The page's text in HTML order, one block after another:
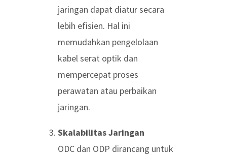
jaringan dapat diatur secara
lebih efisien. Hal ini
memudahkan pengelolaan
kabel serat optik dan
mempercepat proses
perawatan atau perbaikan
jaringan.
Skalabilitas Jaringan
ODC dan ODP dirancang untuk